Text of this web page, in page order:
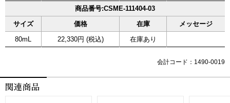
商品番号:CSME-111404-03
サイズ
価格 在庫
メッセージ
80mL
22,330円 (税込) 在庫あり
会計コード：1490-0019